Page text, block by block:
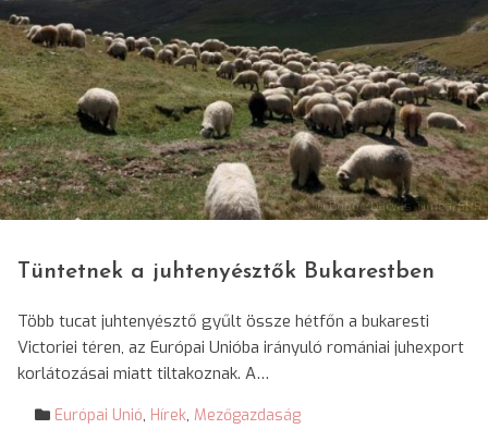
© Boboc-Darvas Tímea/SRR
Tüntetnek a juhtenyésztők Bukarestben
Több tucat juhtenyésztő gyűlt össze hétfőn a bukaresti
Victoriei téren, az Európai Unióba irányuló romániai juhexport
korlátozásai miatt tiltakoznak. A…
Európai Unió, Hírek, Mezőgazdaság